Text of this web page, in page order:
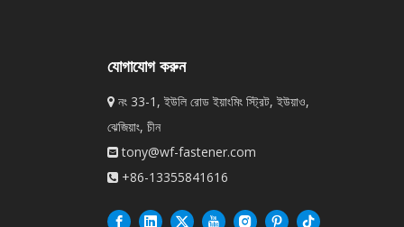
যোগাযোগ করুন
 নং 33-1, ইউলি রোড ইয়াংমিং স্ট্রিট, ইউয়াও,
ঝেজিয়াং, চীন
 tony@wf-fastener.com
 +86-13355841616